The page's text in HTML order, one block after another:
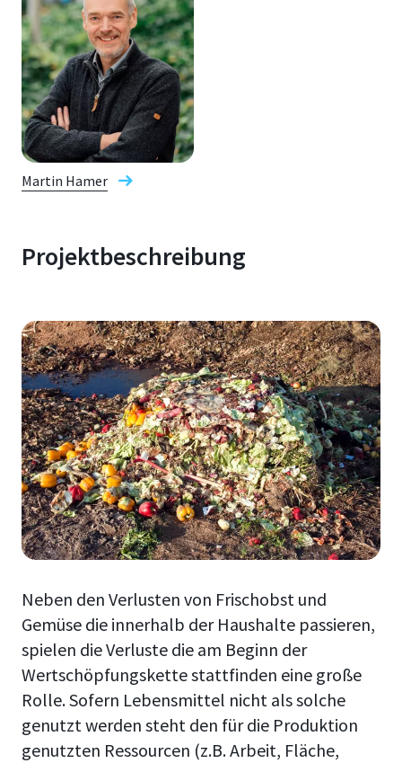
Martin Hamer
Projektbeschreibung
Neben den Verlusten von Frischobst und
Gemüse die innerhalb der Haushalte passieren,
spielen die Verluste die am Beginn der
Wertschöpfungskette stattfinden eine große
Rolle. Sofern Lebensmittel nicht als solche
genutzt werden steht den für die Produktion
genutzten Ressourcen (z.B. Arbeit, Fläche,